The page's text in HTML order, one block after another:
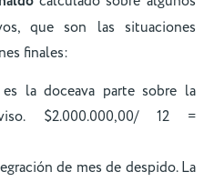
que son las situaciones
finales:
la doceava parte sobre la
$2.000.000,00/ 12 =
de mes de despido. La